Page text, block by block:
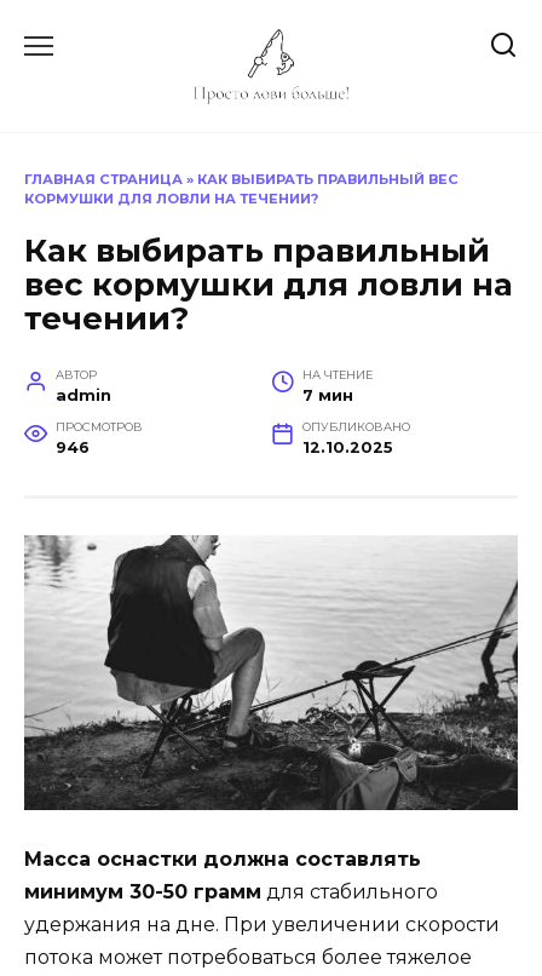
ГЛАВНАЯ СТРАНИЦА » КАК ВЫБИРАТЬ ПРАВИЛЬНЫЙ ВЕС
КОРМУШКИ ДЛЯ ЛОВЛИ НА ТЕЧЕНИИ?
Как выбирать правильный
вес кормушки для ловли на
течении?
АВТОР
admin
НА ЧТЕНИЕ
7 мин
ПРОСМОТРОВ
946
ОПУБЛИКОВАНО
12.10.2025
Масса оснастки должна составлять
минимум 30-50 грамм для стабильного
удержания на дне. При увеличении скорости
потока может потребоваться более тяжелое